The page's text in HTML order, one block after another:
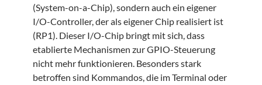
(System-on-a-Chip), sondern auch ein eigener
I/O-Controller, der als eigener Chip realisiert ist
(RP1). Dieser I/O-Chip bringt mit sich, dass
etablierte Mechanismen zur GPIO-Steuerung
nicht mehr funktionieren. Besonders stark
betroffen sind Kommandos, die im Terminal oder